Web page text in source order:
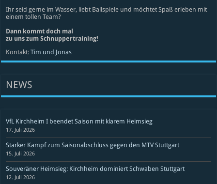
Ihr seid gerne im Wasser, liebt Ballspiele und möchtet Spaß erleben mit
einem tollen Team?
Dann kommt doch mal
zu uns zum Schnuppertraining!
Kontakt:Tim und Jonas
NEWS
VfL Kirchheim I beendet Saison mit klarem Heimsieg
17. Juli 2026
Starker Kampf zum Saisonabschluss gegen den MTV Stuttgart
15. Juli 2026
Souveräner Heimsieg: Kirchheim dominiert Schwaben Stuttgart
12. Juli 2026